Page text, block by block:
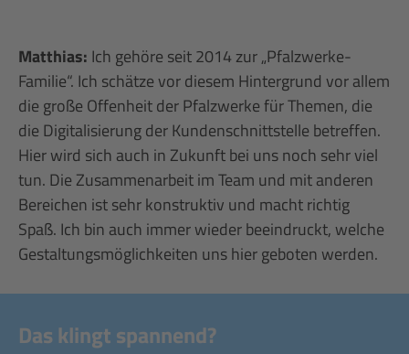
Matthias: Ich gehöre seit 2014 zur „Pfalzwerke-
Familie“. Ich schätze vor diesem Hintergrund vor allem
die große Offenheit der Pfalzwerke für Themen, die
die Digitalisierung der Kundenschnittstelle betreffen.
Hier wird sich auch in Zukunft bei uns noch sehr viel
tun. Die Zusammenarbeit im Team und mit anderen
Bereichen ist sehr konstruktiv und macht richtig
Spaß. Ich bin auch immer wieder beeindruckt, welche
Gestaltungsmöglichkeiten uns hier geboten werden.
Das klingt spannend?